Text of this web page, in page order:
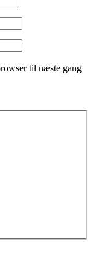
til næste gang